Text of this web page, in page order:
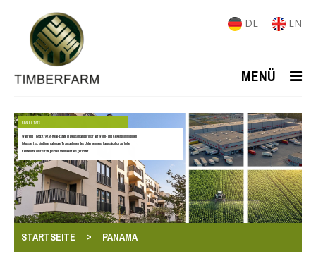
DE EN
MENÜ
REAL ESTATE
Während TIMBERFARM-Real-Estate in Deutschland primär auf Wohn- und Gewerbeimmobilien
Rentabilität oder strategischen Mehrwert ausgerichtet.
fokussiert ist, sind internationale Transaktionen des Unternehmens hauptsächlich auf hohe
STARTSEITE > PANAMA